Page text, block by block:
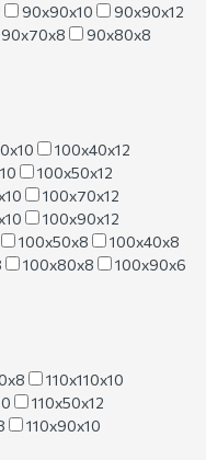
90х90х10
90х90х12
90х70х8
90х80х8
100х40х12
100х50х12
100х70х12
100х90х12
100х50х8
100х40х8
100х80х8
100х90х6
110х110х10
110х50х12
110х90х10